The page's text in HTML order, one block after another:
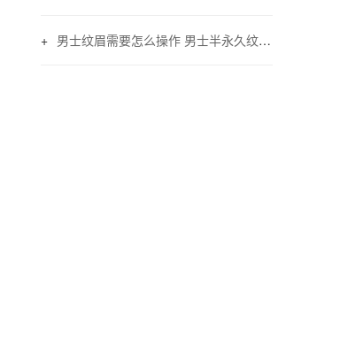
男士纹眉需要怎么操作 男士半永久纹眉的方法与技巧